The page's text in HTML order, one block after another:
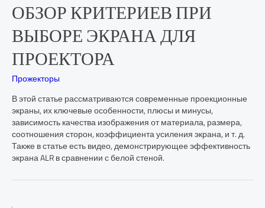
ОБЗОР КРИТЕРИЕВ ПРИ
ВЫБОРЕ ЭКРАНА ДЛЯ
ПРОЕКТОРА
Прожекторы
В этой статье рассматриваются современные проекционные
экраны, их ключевые особенности, плюсы и минусы,
зависимость качества изображения от материала, размера,
соотношения сторон, коэффициента усиления экрана, и т. д.
Также в статье есть видео, демонстрирующее эффективность
экрана ALR в сравнении с белой стеной.